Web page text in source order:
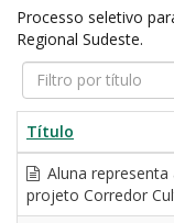
Processo seletivo
Regional Sudeste.
Filtro
por
título
Título
Aluna
projeto Corredor